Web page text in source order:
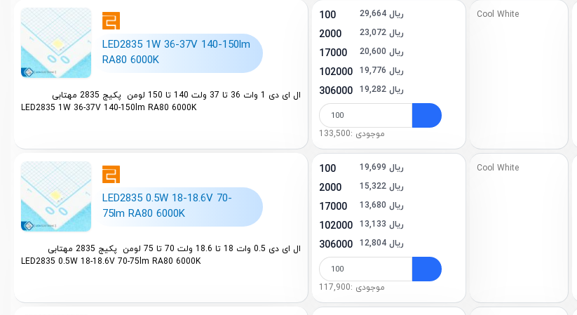
LED2835 1W 36-37V 140-150lm
RA80 6000K
ال ای دی 1 وات 36 تا 37 ولت 140 تا 150 لومن پکیج 2835 مهتابی
LED2835 1W 36-37V 140-150lm RA80 6000K
100 29,664 ریال
2000 23,072 ریال
17000 20,600 ریال
102000 19,776 ریال
306000 19,282 ریال
موجودی :133,500
Cool White
LED2835 0.5W 18-18.6V 70-
75lm RA80 6000K
ال ای دی 0.5 وات 18 تا 18.6 ولت 70 تا 75 لومن پکیج 2835 مهتابی
LED2835 0.5W 18-18.6V 70-75lm RA80 6000K
100 19,699 ریال
2000 15,322 ریال
17000 13,680 ریال
102000 13,133 ریال
306000 12,804 ریال
موجودی :117,900
Cool White